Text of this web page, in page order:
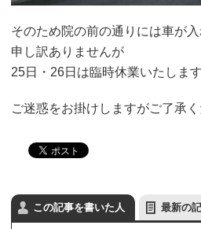
そのため院の前の通りには車が
申し訳ありませんが
25日・26日は臨時休業いたします
ご迷惑をお掛けしますがご了承
この記事を書いた人 最新の